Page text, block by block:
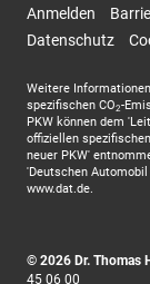
Anmelden
Datenschutz
Weitere
spezifischen CO2-
PKW können dem
offiziellen
neuer PKW'
'Deutschen
www.dat.de.
© 2026 Dr. Thomas
45 06 00